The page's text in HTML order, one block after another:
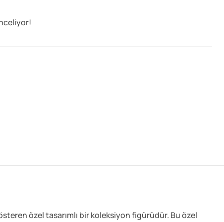
özel tasarımlı bir koleksiyon figürüdür. Bu özel